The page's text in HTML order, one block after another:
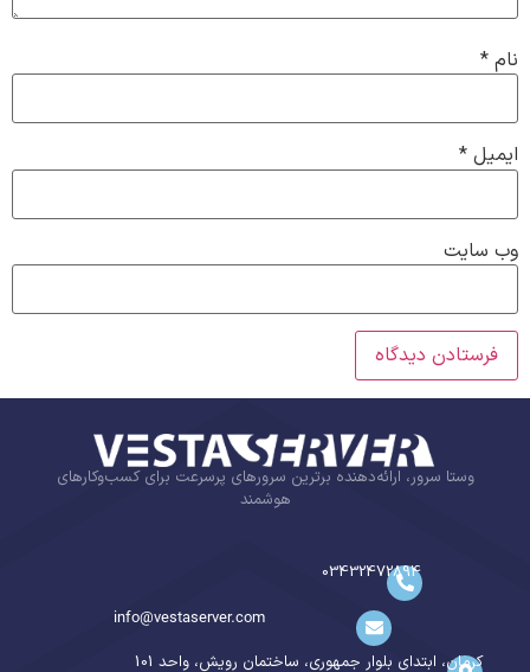
نام *
ایمیل *
وب‌ سایت
وستا سرور، ارائه‌دهنده برترین سرورهای پرسرعت برای کسب‌وکارهای
هوشمند
03432472894
info@vestaserver.com
کرمان، ابتدای بلوار جمهوری، ساختمان رویش، واحد 101